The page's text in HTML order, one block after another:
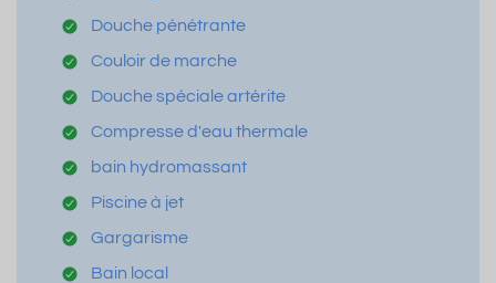
Douche pénétrante
Couloir de marche
Douche spéciale artérite
Compresse d'eau thermale
bain hydromassant
Piscine à jet
Gargarisme
Bain local